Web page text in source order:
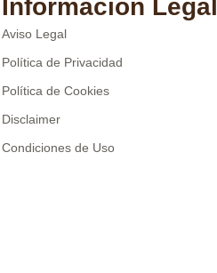
Información Legal
Aviso Legal
Política de Privacidad
Política de Cookies
Disclaimer
Condiciones de Uso